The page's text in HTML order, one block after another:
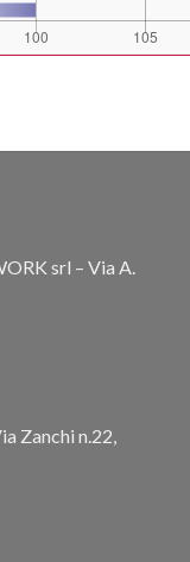
srl – Via A.
Zanchi n.22,